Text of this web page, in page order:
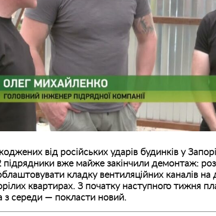
від російських ударів будинків у
підрядники вже майже закінчили демонтаж:
кладку вентиляційних каналів на
квартирах. З початку наступного тижня
з середи — покласти новий.